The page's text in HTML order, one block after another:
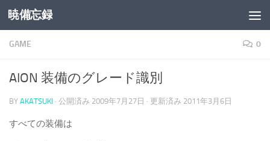
コンテンツへスキップ
暁備忘録
GAME 0
AION 装備のグレード識別
BY AKATSUKI · 公開済み 2009年7月27日 · 更新済み 2011年3月6日
すべての装備は